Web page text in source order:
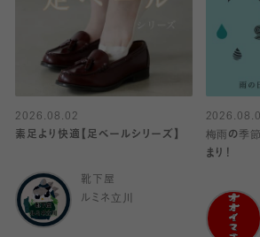
2026.08.02
素足より快適【足ベールシリーズ】
靴下屋
ルミネ立川
梅雨の季節
まり！